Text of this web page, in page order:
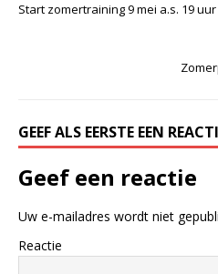
Start zomertraining 9 mei a.s. 19
GEEF ALS EERSTE EEN
Geef een reactie
Uw e-mailadres wordt niet
Reactie